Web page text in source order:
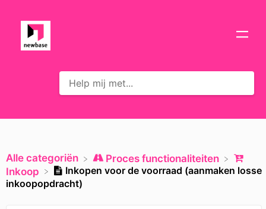
Alle categoriën
​Proces functionaliteiten
​Inkoop
Inkopen voor de voorraad (aanmaken losse
inkoopopdracht)